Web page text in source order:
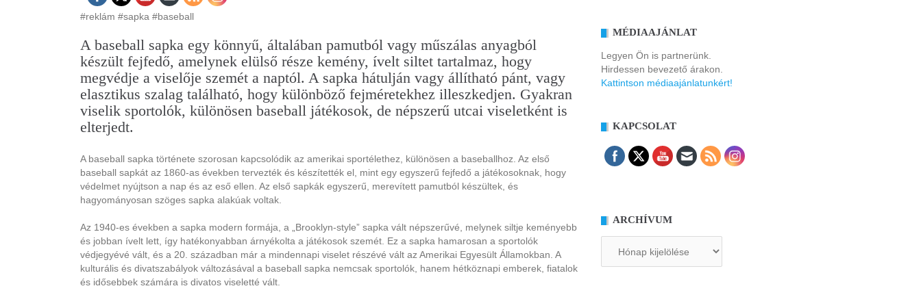
#reklám #sapka #baseball
A baseball sapka egy könnyű, általában pamutból vagy műszálas anyagból
készült fejfedő, amelynek elülső része kemény, ívelt siltet tartalmaz, hogy
megvédje a viselője szemét a naptól. A sapka hátulján vagy állítható pánt, vagy
elasztikus szalag található, hogy különböző fejméretekhez illeszkedjen. Gyakran
viselik sportolók, különösen baseball játékosok, de népszerű utcai viseletként is
elterjedt.
A baseball sapka története szorosan kapcsolódik az amerikai sportélethez, különösen a baseballhoz. Az első
baseball sapkát az 1860-as években tervezték és készítették el, mint egy egyszerű fejfedő a játékosoknak, hogy
védelmet nyújtson a nap és az eső ellen. Az első sapkák egyszerű, merevített pamutból készültek, és
hagyományosan szöges sapka alakúak voltak.
Az 1940-es években a sapka modern formája, a „Brooklyn-style” sapka vált népszerűvé, melynek siltje keményebb
és jobban ívelt lett, így hatékonyabban árnyékolta a játékosok szemét. Ez a sapka hamarosan a sportolók
védjegyévé vált, és a 20. században már a mindennapi viselet részévé vált az Amerikai Egyesült Államokban. A
kulturális és divatszabályok változásával a baseball sapka nemcsak sportolók, hanem hétköznapi emberek, fiatalok
és idősebbek számára is divatos viseletté vált.
MÉDIAAJÁNLAT
Legyen Ön is partnerünk.
Hirdessen bevezető árakon.
Kattintson médiaajánlatunkért!
KAPCSOLAT
ARCHÍVUM